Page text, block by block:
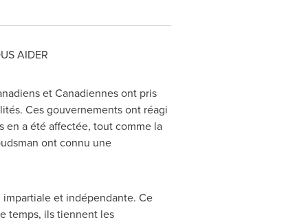
AIDER
et Canadiennes ont pris
Ces gouvernements ont réagi
en a été affectée, tout comme la
ont connu une
et indépendante. Ce
temps, ils tiennent les